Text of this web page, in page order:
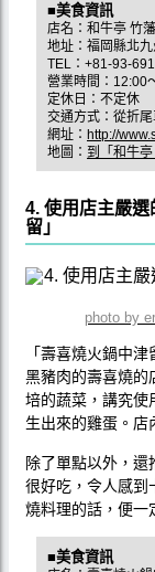
■美食資訊
店名：和牛亭 竹藩
地址：福岡縣北
TEL：+81-93-
營業時間：12:00
定休日：不定休
交通方式：從折
網址： http://
地圖： 到「和牛
4. 使用店主嚴
留」
photo by
「壽喜燒火鍋中
黑豬肉的壽喜燒的
培的蔬菜，講究使
生出來的雞蛋。店
除了單點以外，
很好吃，令人感到
燒料理的話，便一
■美食資訊